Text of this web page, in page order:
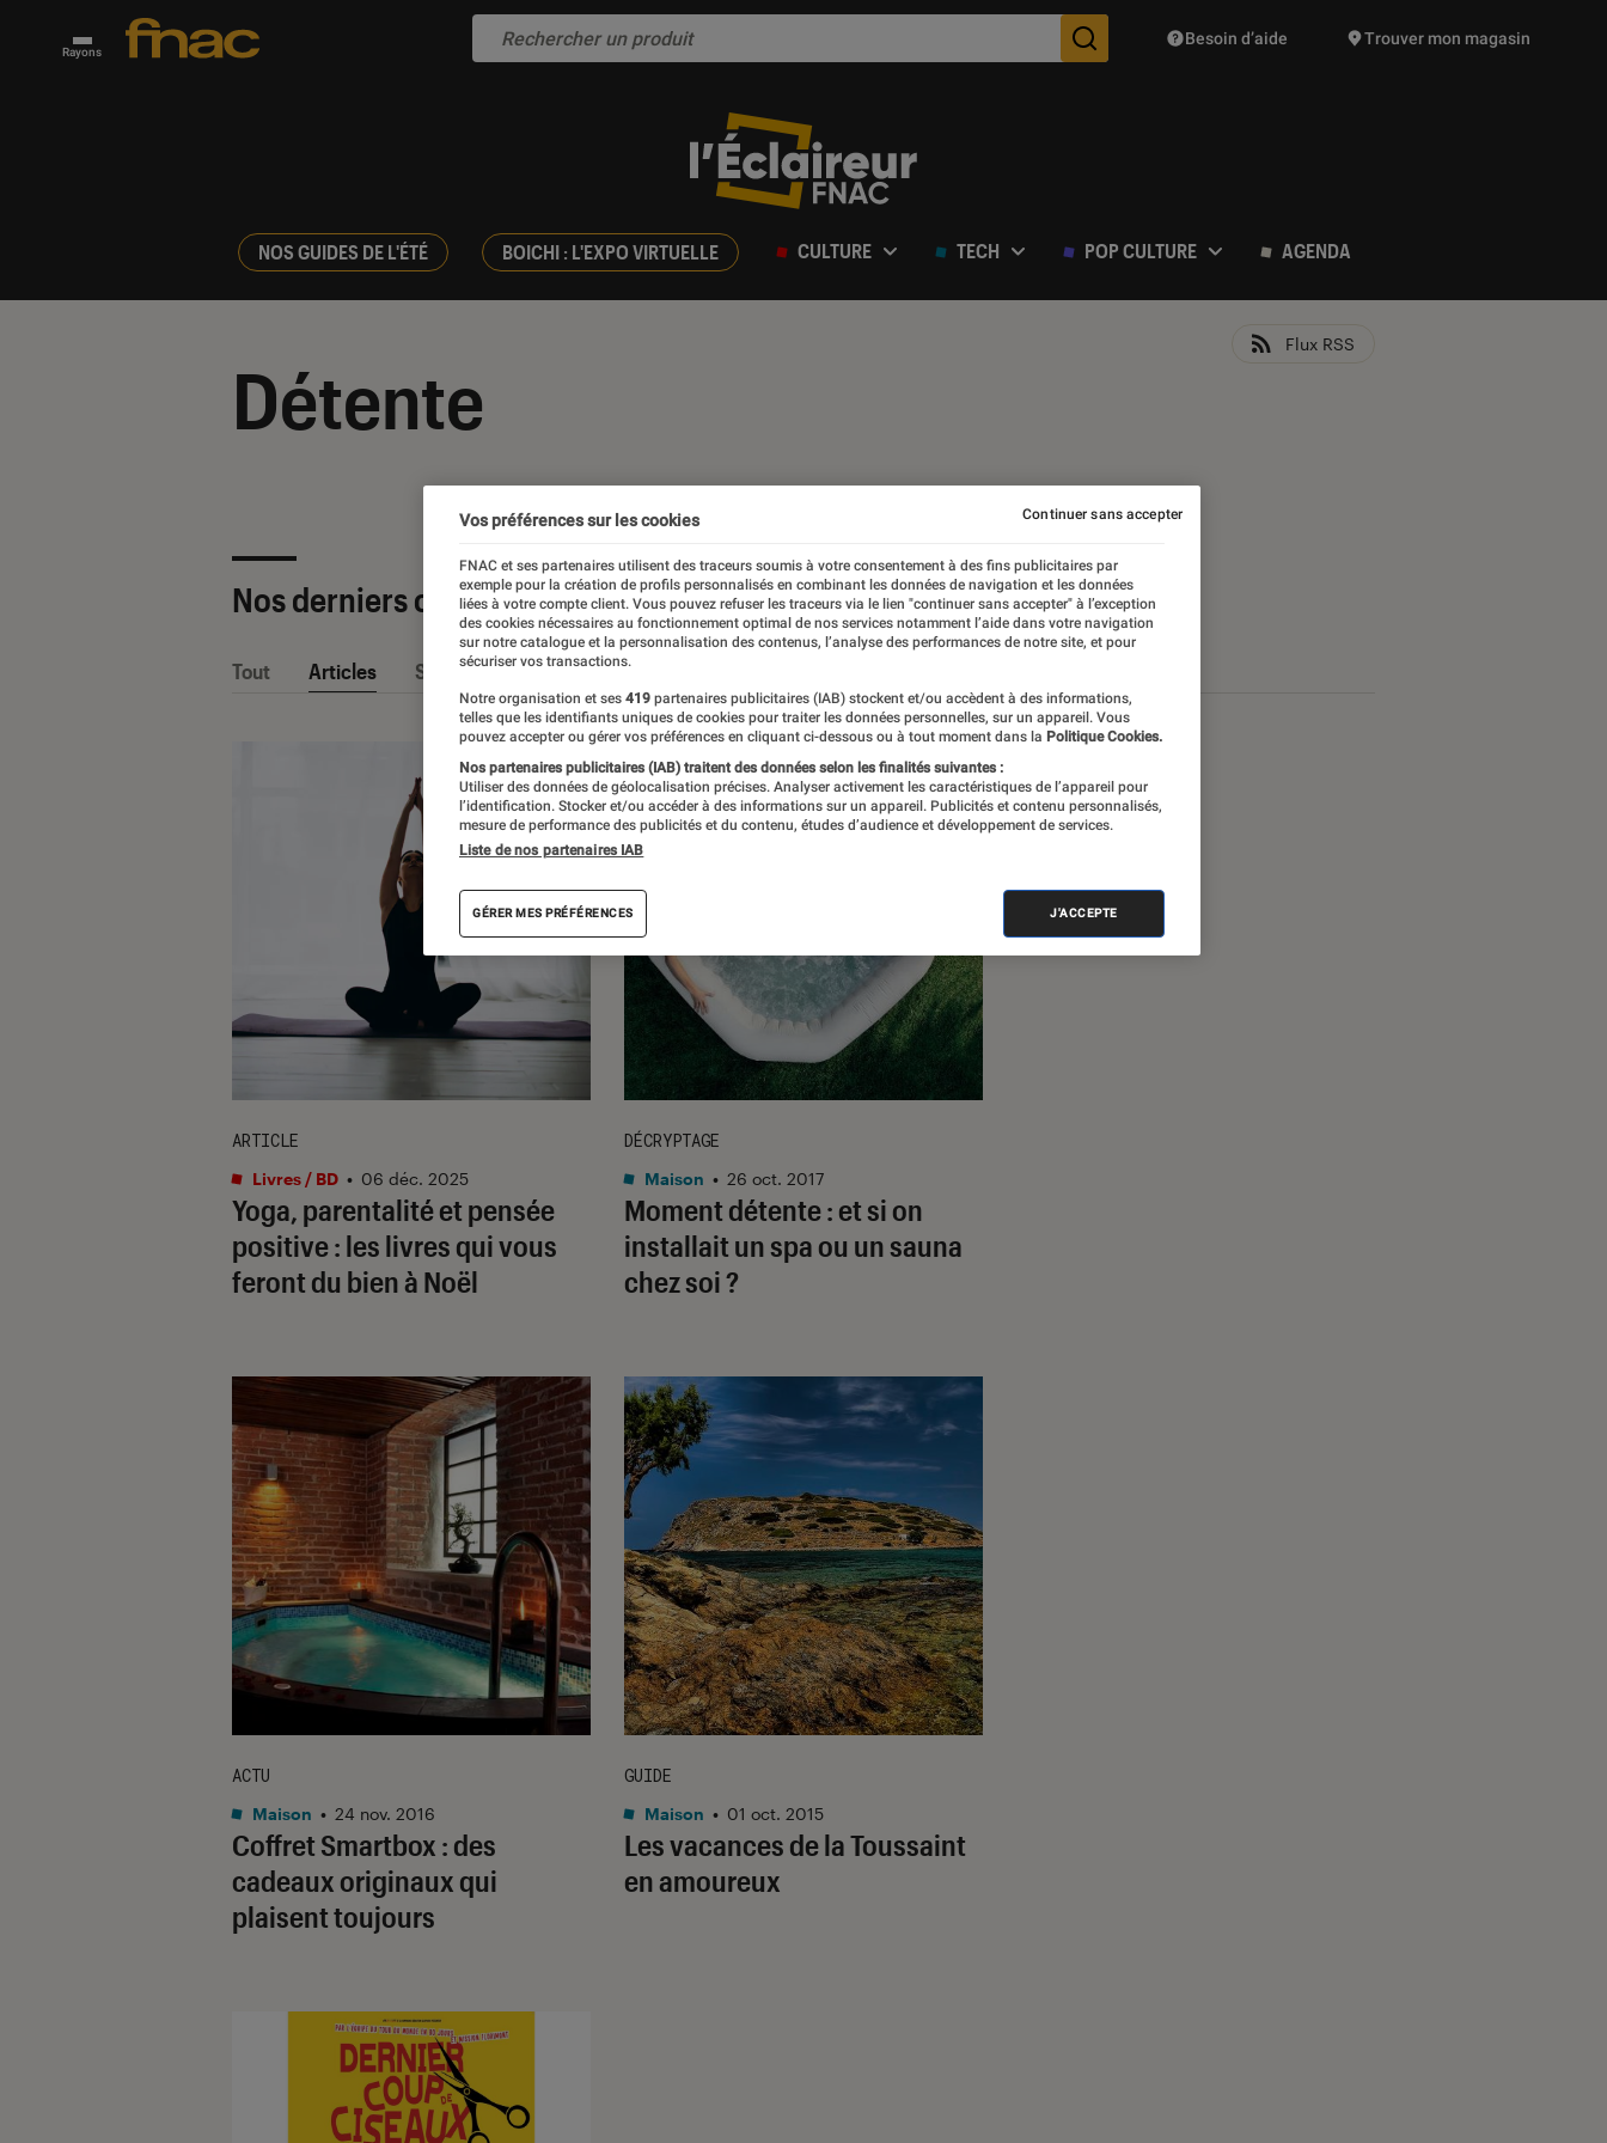
Rayons Des suggestions de produits vont vous être proposées
Besoin d’aide Trouver mon magasin
NOS GUIDES DE L'ÉTÉ BOICHI : L'EXPO VIRTUELLE CULTURE TECH POP CULTURE AGENDA
Détente
Flux RSS
Nos derniers contenus
Tout Articles Sélections et guides
Yoga, parentalité et pensée
positive : les livres qui vous
feront du bien à Noël
ARTICLE
Livres / BD • 06 déc. 2025
Moment détente : et si on
installait un spa ou un sauna
chez soi ?
DÉCRYPTAGE
Maison • 26 oct. 2017
Coffret Smartbox : des
cadeaux originaux qui
plaisent toujours
ACTU
Maison • 24 nov. 2016
Les vacances de la Toussaint
en amoureux
GUIDE
Maison • 01 oct. 2015
Vos préférences sur les cookies
FNAC et ses partenaires utilisent des traceurs soumis à votre consentement à des fins publicitaires par
exemple pour la création de profils personnalisés en combinant les données de navigation et les données
liées à votre compte client. Vous pouvez refuser les traceurs via le lien "continuer sans accepter" à l’exception
des cookies nécessaires au fonctionnement optimal de nos services notamment l’aide dans votre navigation
sur notre catalogue et la personnalisation des contenus, l’analyse des performances de notre site, et pour
sécuriser vos transactions.
Notre organisation et ses 419 partenaires publicitaires (IAB) stockent et/ou accèdent à des informations,
telles que les identifiants uniques de cookies pour traiter les données personnelles, sur un appareil. Vous
pouvez accepter ou gérer vos préférences en cliquant ci-dessous ou à tout moment dans la Politique Cookies.
Nos partenaires publicitaires (IAB) traitent des données selon les finalités suivantes :
Utiliser des données de géolocalisation précises. Analyser activement les caractéristiques de l’appareil pour
l’identification. Stocker et/ou accéder à des informations sur un appareil. Publicités et contenu personnalisés,
mesure de performance des publicités et du contenu, études d’audience et développement de services.
Liste de nos partenaires IAB
GÉRER MES PRÉFÉRENCES J'ACCEPTE
Continuer sans accepter